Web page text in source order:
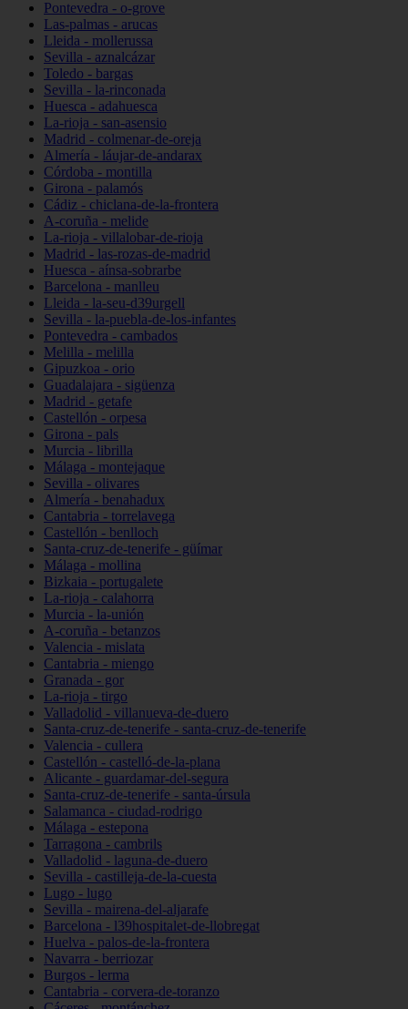
Pontevedra - o-grove
Las-palmas - arucas
Lleida - mollerussa
Sevilla - aznalcázar
Toledo - bargas
Sevilla - la-rinconada
Huesca - adahuesca
La-rioja - san-asensio
Madrid - colmenar-de-oreja
Almería - láujar-de-andarax
Córdoba - montilla
Girona - palamós
Cádiz - chiclana-de-la-frontera
A-coruña - melide
La-rioja - villalobar-de-rioja
Madrid - las-rozas-de-madrid
Huesca - aínsa-sobrarbe
Barcelona - manlleu
Lleida - la-seu-d39urgell
Sevilla - la-puebla-de-los-infantes
Pontevedra - cambados
Melilla - melilla
Gipuzkoa - orio
Guadalajara - sigüenza
Madrid - getafe
Castellón - orpesa
Girona - pals
Murcia - librilla
Málaga - montejaque
Sevilla - olivares
Almería - benahadux
Cantabria - torrelavega
Castellón - benlloch
Santa-cruz-de-tenerife - güímar
Málaga - mollina
Bizkaia - portugalete
La-rioja - calahorra
Murcia - la-unión
A-coruña - betanzos
Valencia - mislata
Cantabria - miengo
Granada - gor
La-rioja - tirgo
Valladolid - villanueva-de-duero
Santa-cruz-de-tenerife - santa-cruz-de-tenerife
Valencia - cullera
Castellón - castelló-de-la-plana
Alicante - guardamar-del-segura
Santa-cruz-de-tenerife - santa-úrsula
Salamanca - ciudad-rodrigo
Málaga - estepona
Tarragona - cambrils
Valladolid - laguna-de-duero
Sevilla - castilleja-de-la-cuesta
Lugo - lugo
Sevilla - mairena-del-aljarafe
Barcelona - l39hospitalet-de-llobregat
Huelva - palos-de-la-frontera
Navarra - berriozar
Burgos - lerma
Cantabria - corvera-de-toranzo